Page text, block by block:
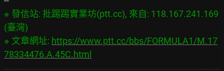
※ 發信站: 批踢踢實業坊(ptt.cc), 來自: 118.167.241.169
(臺灣)
※ 文章網址: https://www.ptt.cc/bbs/FORMULA1/M.17
78334476.A.45C.html